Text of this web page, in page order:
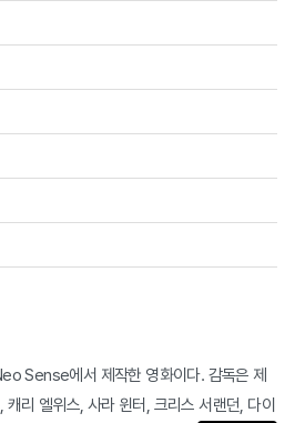
Sense에서 제작한 영화이다. 감독은 제
리 엘위스, 사라 윈터, 크리스 서랜던, 다이